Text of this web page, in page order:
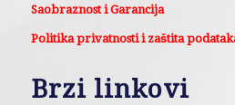
Saobraznost i Garancija
Politika privatnosti i zaštita
Brzi linkovi